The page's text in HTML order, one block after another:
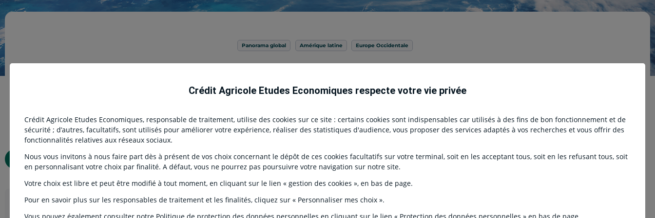
Panorama global Amérique latine Europe Occidentale
03 Octobre 2025- Type de contenu
Publication ECO
Télécharger l’étude
Body
En espérant un soupçon de stabilité… France : la consommation des ménages en biens reste atone, malgré la faiblesse de l’inflation. Italie :
l'heure des comptes, la bonne copie. Espagne : l’emploi résilient en septembre. Royaume-Uni : premier du G7 ? Pas vraiment ! Philippines : le
tonneau des Danaïdes de la corruption. Brésil : ralentissement, désinflation et ajustement fiscal, tout est plus lent que prévu ou désiré.
Crédit Agricole Etudes Economiques respecte votre vie privée
Crédit Agricole Etudes Economiques, responsable de traitement, utilise des cookies sur ce site : certains cookies sont indispensables car utilisés à des fins de bon fonctionnement et de
sécurité ; d’autres, facultatifs, sont utilisés pour améliorer votre expérience, réaliser des statistiques d'audience, vous proposer des services adaptés à vos recherches et vous offrir des
fonctionnalités relatives aux réseaux sociaux.
Nous vous invitons à nous faire part dès à présent de vos choix concernant le dépôt de ces cookies facultatifs sur votre terminal, soit en les acceptant tous, soit en les refusant tous, soit
en personnalisant votre choix par finalité. A défaut, vous ne pourrez pas poursuivre votre navigation sur notre site.
Votre choix est libre et peut être modifié à tout moment, en cliquant sur le lien « gestion des cookies », en bas de page.
Pour en savoir plus sur les responsables de traitement et les finalités, cliquez sur « Personnaliser mes choix ».